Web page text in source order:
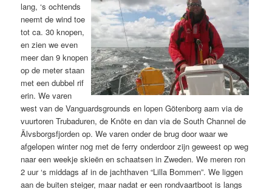
lang, ‘s ochtends
neemt de wind toe
tot ca. 30 knopen,
en zien we even
meer dan 9 knopen
op de meter staan
met een dubbel rif
erin. We varen
west van de Vanguardsgrounds en lopen Götenborg aam via de
vuurtoren Trubaduren, de Knöte en dan via de South Channel de
Älvsborgsfjorden op. We varen onder de brug door waar we
afgelopen winter nog met de ferry onderdoor zijn geweest op weg
naar een weekje skieën en schaatsen in Zweden. We meren ron
2 uur ‘s middags af in de jachthaven “Lilla Bommen”. We liggen
aan de buiten steiger, maar nadat er een rondvaartboot is langs